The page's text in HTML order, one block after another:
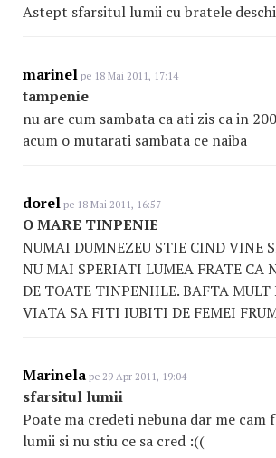
Astept sfarsitul lumii cu bratele
marinel pe 18 Mai 2011, 17:14
tampenie
nu are cum sambata ca ati zis ca in
acum o mutarati sambata ce naiba
dorel pe 18 Mai 2011, 16:57
O MARE TINPENIE
NUMAI DUMNEZEU STIE CIND VINE
NU MAI SPERIATI LUMEA FRATE CA
DE TOATE TINPENIILE. BAFTA MULT
VIATA SA FITI IUBITI DE FEMEI
Marinela pe 29 Apr 2011, 19:04
sfarsitul lumii
Poate ma credeti nebuna dar me cam
lumii si nu stiu ce sa cred :((